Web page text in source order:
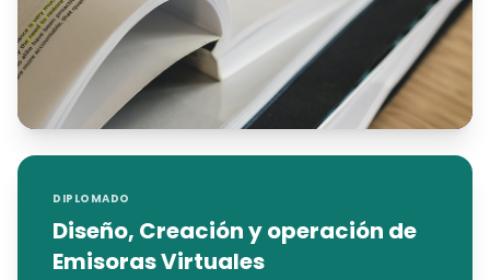
DIPLOMADO
Diseño, Creación y operación de
Emisoras Virtuales